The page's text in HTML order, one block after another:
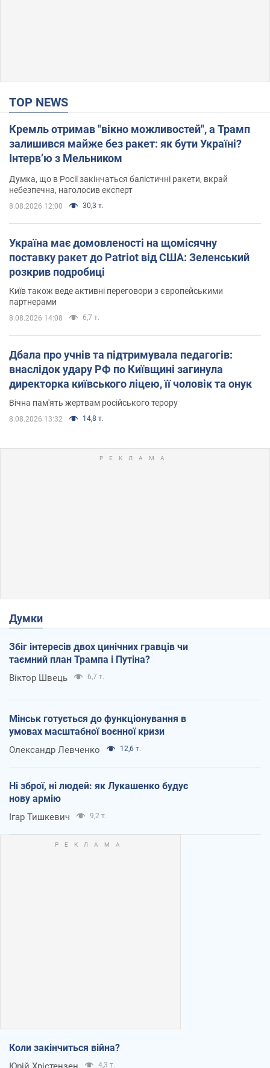
TOP NEWS
Кремль отримав "вікно можливостей", а Трамп
залишився майже без ракет: як бути Україні?
Інтерв’ю з Мельником
Думка, що в Росії закінчаться балістичні ракети, вкрай
небезпечна, наголосив експерт
8.08.2026 12:00 30,3 т.
Україна має домовленості на щомісячну
поставку ракет до Patriot від США: Зеленський
розкрив подробиці
Київ також веде активні переговори з європейськими
партнерами
8.08.2026 14:08 6,7 т.
Дбала про учнів та підтримувала педагогів:
внаслідок удару РФ по Київщині загинула
директорка київського ліцею, її чоловік та онук
Вічна пам'ять жертвам російського терору
8.08.2026 13:32 14,8 т.
Думки
Збіг інтересів двох цинічних гравців чи
таємний план Трампа і Путіна?
Віктор Швець 6,7 т.
Мінськ готується до функціонування в
умовах масштабної воєнної кризи
Олександр Левченко 12,6 т.
Ні зброї, ні людей: як Лукашенко будує
нову армію
Ігар Тишкевич 9,2 т.
Коли закінчиться війна?
4,3 т.